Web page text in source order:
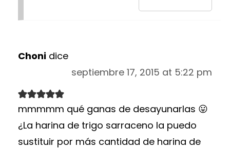
Choni dice
septiembre 17, 2015 at 5:22 pm
mmmmm qué ganas de desayunarlas 😛
¿La harina de trigo sarraceno la puedo
sustituir por más cantidad de harina de